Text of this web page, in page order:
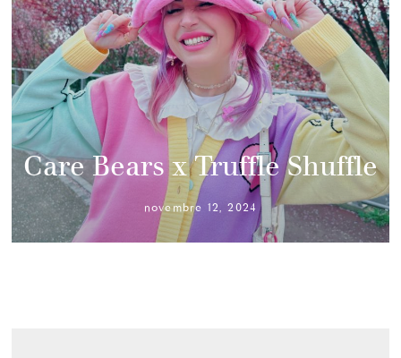
Care Bears x Truffle Shuffle
novembre 12, 2024